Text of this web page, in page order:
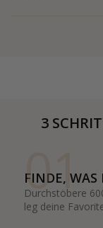
3
01
FINDE, WAS
Durchstöbere
leg deine